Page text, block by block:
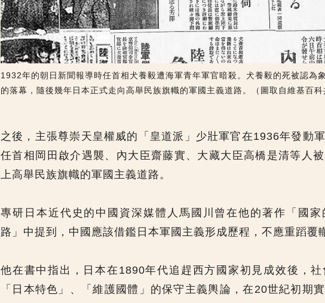
1932年的朝日新聞報導時任首相犬養毅遭海軍青年軍官暗殺。犬養毅的死被認為
的落幕，隨後幾年日本正式走向高舉民族旗幟的軍國主義道路。（圖取自維基百科
之後，主張尊崇天皇權威的「皇道派」少壯軍官在1936年發動
任首相岡田啟介遇襲、內大臣齋藤實、大藏大臣高橋是清等人
上高舉民族旗幟的軍國主義道路。
專研日本近代史的中國資深媒體人馬國川曾在他的著作「國
路」中提到，中國應該借鑑日本軍國主義形成歷程，不應重蹈覆
他在書中指出，日本在1890年代追趕西方國家初見成效後，
「日本特色」、「維護國體」的保守主義輿論，在20世紀初期